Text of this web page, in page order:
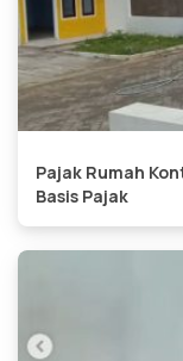
Pajak Rumah
Basis Pajak